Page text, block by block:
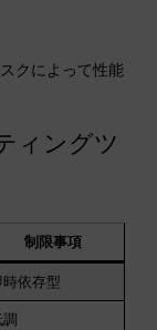
クによって性能
ィングツ
制限事項
時依存型